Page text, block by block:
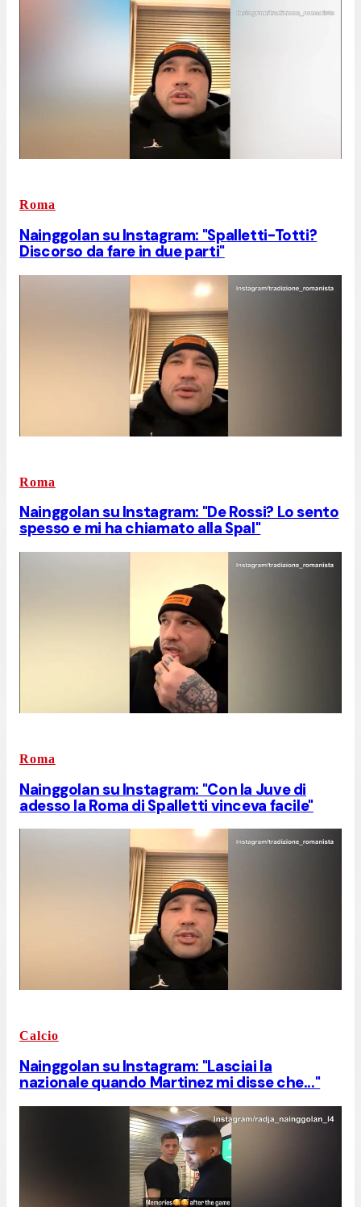
Roma
Nainggolan su Instagram: "Spalletti-Totti?
Discorso da fare in due parti"
Roma
Nainggolan su Instagram: "De Rossi? Lo sento
spesso e mi ha chiamato alla Spal"
Roma
Nainggolan su Instagram: "Con la Juve di
adesso la Roma di Spalletti vinceva facile"
Calcio
Nainggolan su Instagram: "Lasciai la
nazionale quando Martinez mi disse che..."